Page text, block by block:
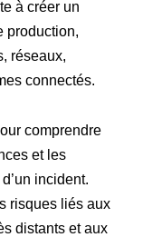
à créer un
production,
réseaux,
connectés.
comprendre
et les
incident.
risques liés aux
distants et aux